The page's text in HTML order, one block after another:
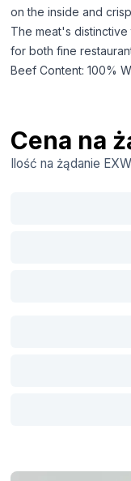
on the inside and
The meat's
for both fine
Beef Content: 100%
Cena na
Ilość na żądanie EXW